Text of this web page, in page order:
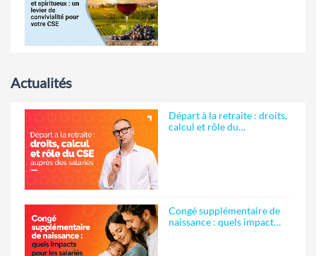
Actualités
Départ à la retraite : droits,
calcul et rôle du…
Congé supplémentaire de
naissance : quels impact…